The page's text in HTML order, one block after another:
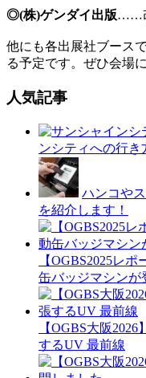
◎(株)ゲンダイ出版……
他にも各出展社ブース
る予定です。ぜひ会場
人気記事
ンシティへの行き
ハンコや
を紹介します！
【OGBS2025レ
缶バッジマシンが
【OGBS大阪
するUV 最前線